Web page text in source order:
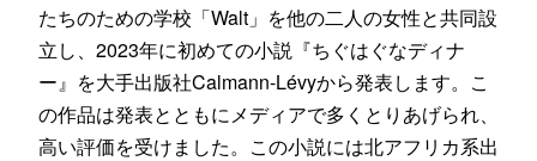
たちのための学校「Walt」を他の二人の女性と共同設
立し、2023年に初めての小説『ちぐはぐなディナ
ー』を大手出版社Calmann-Lévyから発表します。こ
の作品は発表とともにメディアで多くとりあげられ、
高い評価を受けました。この小説には北アフリカ系出